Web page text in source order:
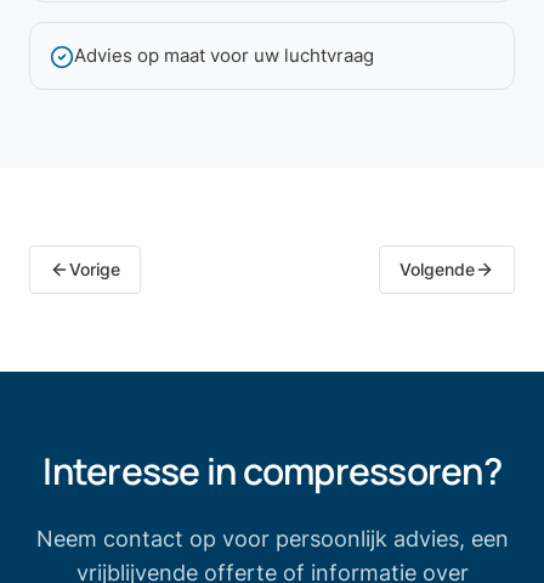
Advies op maat voor uw luchtvraag
Vorige Volgende
Interesse incompressoren?
Neem contact op voor persoonlijk advies, een
vrijblijvende offerte of informatie over